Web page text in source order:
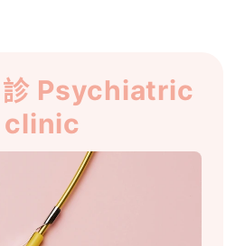
診 Psychiatric
clinic